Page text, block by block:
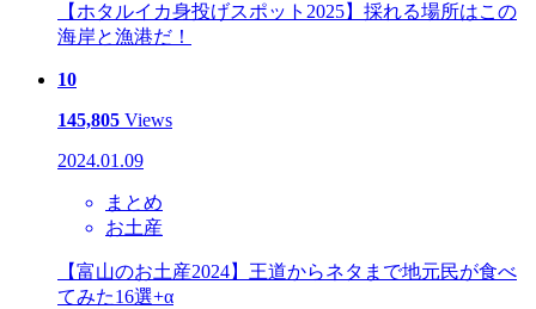
【ホタルイカ身投げスポット2025】採れる場所はこの
海岸と漁港だ！
10
145,805 Views
2024.01.09
まとめ
お土産
【富山のお土産2024】王道からネタまで地元民が食べ
てみた16選+α